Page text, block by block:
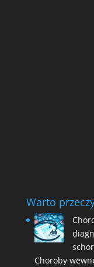
Warto
Choroby